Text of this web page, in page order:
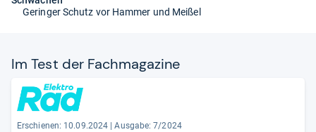
Geringer Schutz vor Hammer und Meißel
Im Test der Fach­ma­ga­zine
Erschienen: 10.09.2024 | Ausgabe: 7/2024